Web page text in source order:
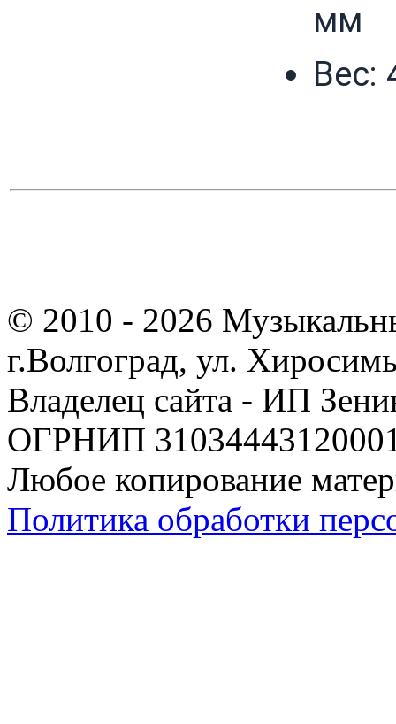
мм
Вес:
© 2010 - 2026
г.Волгоград, ул.
Владелец сайта - ИП
ОГРНИП
Любое копирование
Политика обработки